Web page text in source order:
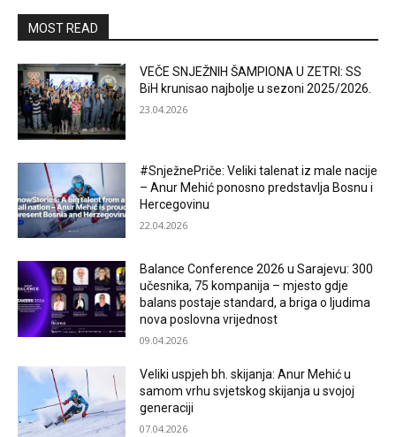
MOST READ
VEČE SNJEŽNIH ŠAMPIONA U ZETRI: SS
BiH krunisao najbolje u sezoni 2025/2026.
23.04.2026
#SnježnePriče: Veliki talenat iz male nacije
– Anur Mehić ponosno predstavlja Bosnu i
Hercegovinu
22.04.2026
Balance Conference 2026 u Sarajevu: 300
učesnika, 75 kompanija – mjesto gdje
balans postaje standard, a briga o ljudima
nova poslovna vrijednost
09.04.2026
Veliki uspjeh bh. skijanja: Anur Mehić u
samom vrhu svjetskog skijanja u svojoj
generaciji
07.04.2026